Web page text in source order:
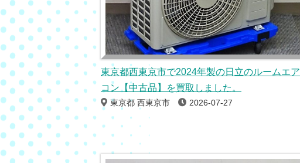
東京都西東京市で2024年製の日立のルームエア
コン【中古品】を買取しました。
東京都 西東京市 2026-07-27